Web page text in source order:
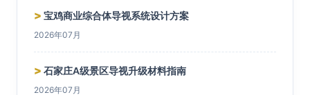
> 宝鸡商业综合体导视系统设计方案
2026年07月
> 石家庄A级景区导视升级材料指南
2026年07月